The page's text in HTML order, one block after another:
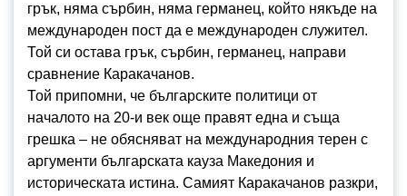
грък, няма сърбин, няма германец, който някъде на
международен пост да е международен служител.
Той си остава грък, сърбин, германец, направи
сравнение Каракачанов.
Той припомни, че българските политици от
началото на 20-и век още правят една и съща
грешка – не обясняват на международния терен с
аргументи българската кауза Македония и
историческата истина. Самият Каракачанов разкри,